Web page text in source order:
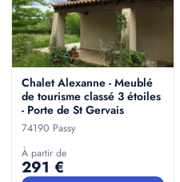
Chalet Alexanne - Meublé
de tourisme classé 3 étoiles
- Porte de St Gervais
74190 Passy
À partir de
291 €